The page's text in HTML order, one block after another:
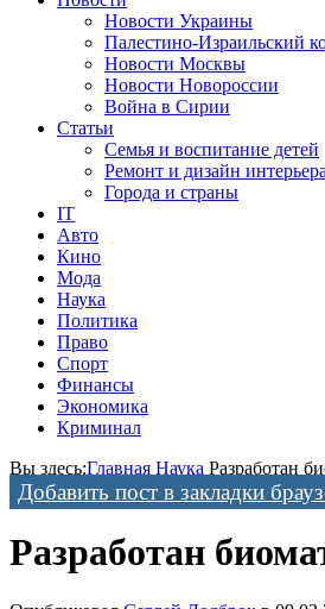
Новости Украины
Палестино-Израильский
Новости Москвы
Новости Новороссии
Война в Сирии
Статьи
Семья и воспитание детей
Ремонт и дизайн интерьера
Города и страны
IT
Авто
Кино
Мода
Наука
Политика
Право
Спорт
Финансы
Экономика
Криминал
Вы здесь:Главная Наука Разработан
Добавить пост в закладки
Разработан